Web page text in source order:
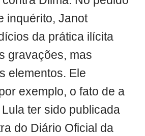
inquérito, Janot
da prática ilícita
gravações, mas
elementos. Ele
exemplo, o fato de a
ter sido publicada
do Diário Oficial da